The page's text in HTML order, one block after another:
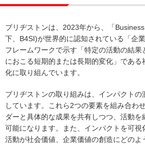
ブリヂストンは、2023年から、「
下、B4SI)が世界的に認知されている「企
フレームワークで示す「特定の活動の結
におこる短期的または長期的変化」である
化に取り組んでいます。
ブリヂストンの取り組みは、インパクトの
しています。これら2つの要素を組み合わ
ダーと具体的な成果を共有しつつ、活動
可能になります。また、インパクトを可
活動が社会価値、企業価値の創造にどのよ